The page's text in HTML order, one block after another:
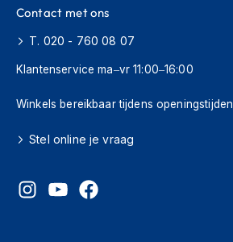
o
e
h
l
e
n
D
a
Contact met ons
T. 020 - 760 08 07
Klantenservice ma–vr 11:00–16:00
Winkels bereikbaar tijdens openingstijden
Stel online je vraag